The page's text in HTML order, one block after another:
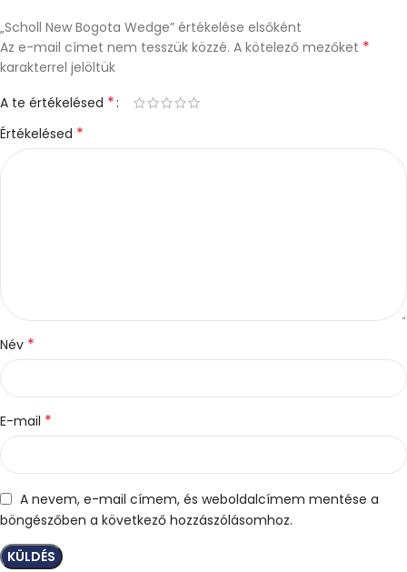
„Scholl New Bogota Wedge” értékelése elsőként
Az e-mail címet nem tesszük közzé. A kötelező mezőket *
karakterrel jelöltük
A te értékelésed *
Értékelésed *
Név *
E-mail *
A nevem, e-mail címem, és weboldalcímem mentése a
böngészőben a következő hozzászólásomhoz.